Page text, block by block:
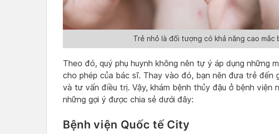
Trẻ nhỏ là đối tượng có khả năng cao mắc
Theo đó, quý phụ huynh không nên tự ý áp dụng những
cho phép của bác sĩ. Thay vào đó, bạn nên đưa trẻ đến
và tư vấn điều trị. Vậy, khám bệnh thủy đậu ở bệnh viện
những gợi ý được chia sẻ dưới đây:
Bệnh viện Quốc tế City